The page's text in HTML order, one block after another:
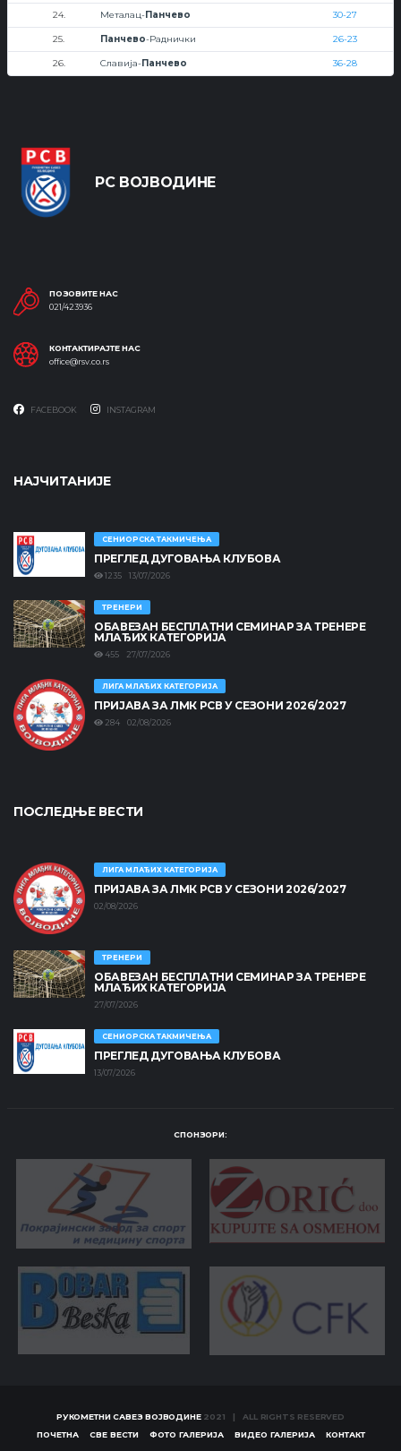
24. Металац-Панчево 30-27
25. Панчево-Раднички 26-23
26. Славија-Панчево 36-28
РС ВОЈВОДИНЕ
ПОЗОВИТЕ НАС
021/423936
КОНТАКТИРАЈТЕ НАС
office@rsv.co.rs
FACEBOOK INSTAGRAM
НАЈЧИТАНИЈЕ
СЕНИОРСКА ТАКМИЧЕЊА
ПРЕГЛЕД ДУГОВАЊА КЛУБОВА
1235 13/07/2026
ТРЕНЕРИ
ОБАВЕЗАН БЕСПЛАТНИ СЕМИНАР ЗА ТРЕНЕРЕ
МЛАЂИХ КАТЕГОРИЈА
455 27/07/2026
ЛИГА МЛАЂИХ КАТЕГОРИЈА
ПРИЈАВА ЗА ЛМК РСВ У СЕЗОНИ 2026/2027
284 02/08/2026
ПОСЛЕДЊЕ ВЕСТИ
ЛИГА МЛАЂИХ КАТЕГОРИЈА
ПРИЈАВА ЗА ЛМК РСВ У СЕЗОНИ 2026/2027
02/08/2026
ТРЕНЕРИ
ОБАВЕЗАН БЕСПЛАТНИ СЕМИНАР ЗА ТРЕНЕРЕ
МЛАЂИХ КАТЕГОРИЈА
27/07/2026
СЕНИОРСКА ТАКМИЧЕЊА
ПРЕГЛЕД ДУГОВАЊА КЛУБОВА
13/07/2026
СПОНЗОРИ:
РУКОМЕТНИ САВЕЗ ВОЈВОДИНЕ2021 | ALL RIGHTS RESERVED
ПОЧЕТНА
СВЕ ВЕСТИ ФОТО ГАЛЕРИЈА ВИДЕО ГАЛЕРИЈА КОНТАКТ